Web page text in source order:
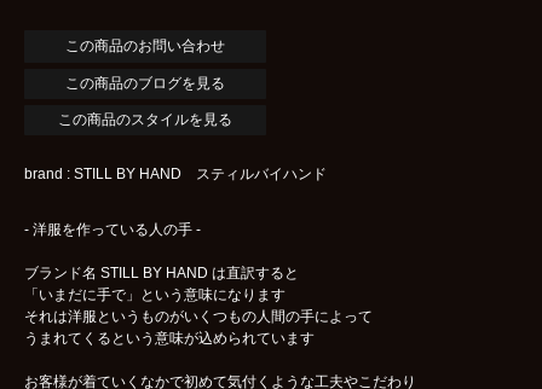
この商品のブログを見る
この商品のスタイルを見る
brand : STILL BY HAND スティルバイハンド
- 洋服を作っている人の手 -
ブランド名 STILL BY HAND は直訳すると
「いまだに手で」という意味になります
それは洋服というものがいくつもの人間の手によって
うまれてくるという意味が込められています
お客様が着ていくなかで初めて気付くような工夫やこだわり